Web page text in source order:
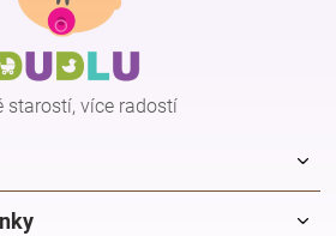
starostí, více radostí